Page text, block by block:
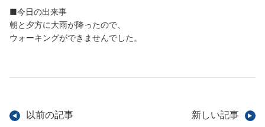
■今日の出来事
朝と夕方に大雨が降ったので、
ウォーキングができませんでした。
以前の記事 新しい記事